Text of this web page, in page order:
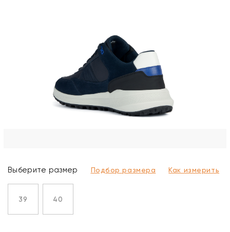
Выберите размер Подбор размера Как измерить
39 40